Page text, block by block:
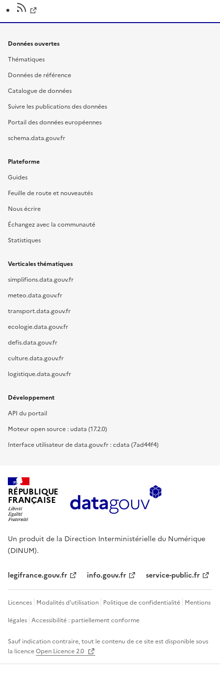
Données ouvertes
Thématiques
Données de référence
Catalogue de données
Suivre les publications des données
Portail des données européennes
schema.data.gouv.fr
Plateforme
Guides
Feuille de route et nouveautés
Nous écrire
Échangez avec la communauté
Statistiques
Verticales thématiques
simplifions.data.gouv.fr
meteo.data.gouv.fr
transport.data.gouv.fr
ecologie.data.gouv.fr
defis.data.gouv.fr
culture.data.gouv.fr
logistique.data.gouv.fr
Développement
API du portail
Moteur open source : udata (17.2.0)
Interface utilisateur de data.gouv.fr : cdata (7ad44f4)
RÉPUBLIQUE
FRANÇAISE
Un produit de la Direction Interministérielle du Numérique
(DINUM).
legifrance.gouv.fr info.gouv.fr service-public.fr
Licences Modalités d'utilisation Politique de confidentialité Mentions
légales Accessibilité : partiellement conforme
Sauf indication contraire, tout le contenu de ce site est disponible sous
la licenceOpen Licence 2.0